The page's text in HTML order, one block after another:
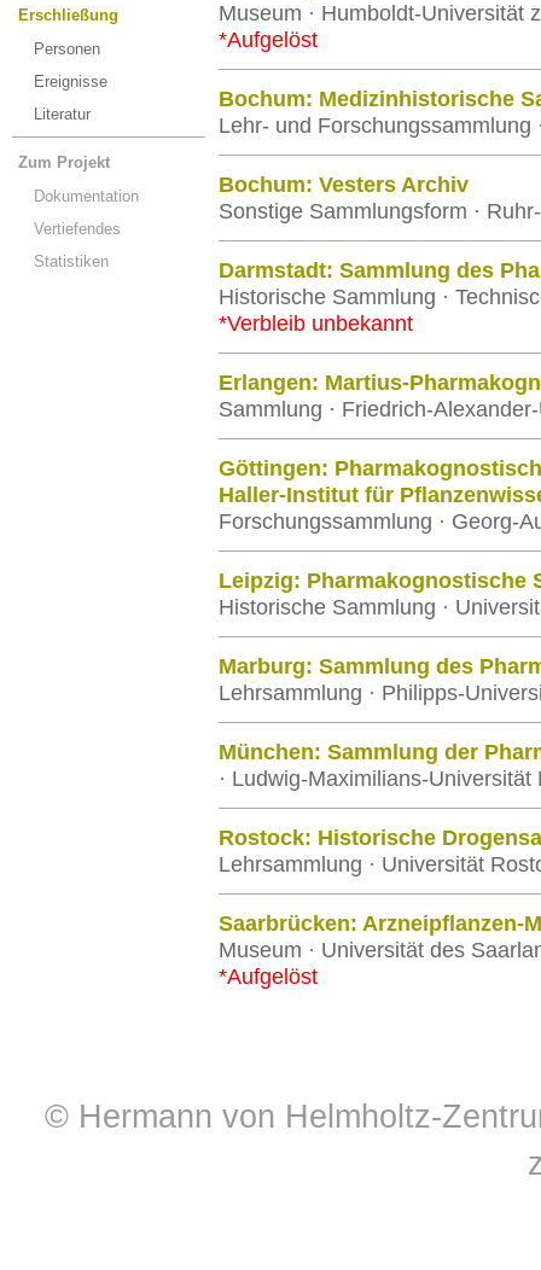
Erschließung
Personen
Ereignisse
Literatur
Zum Projekt
Dokumentation
Vertiefendes
Statistiken
Museum · Humboldt-Universität
*Aufgelöst
Bochum: Medizinhistorische
Lehr- und Forschungssammlung
Bochum: Vesters Archiv
Sonstige Sammlungsform ·
Darmstadt: Sammlung des
Historische Sammlung ·
*Verbleib unbekannt
Erlangen: Martius-
Sammlung · Friedrich-
Göttingen:
Haller-Institut für
Forschungssammlung · Georg-
Leipzig: Pharmakognostische
Historische Sammlung ·
Marburg: Sammlung des
Lehrsammlung · Philipps-
München: Sammlung der
· Ludwig-Maximilians-Universität
Rostock: Historische
Lehrsammlung · Universität
Saarbrücken: Arzneipflanzen-
Museum · Universität des
*Aufgelöst
© Hermann von Helmholtz-